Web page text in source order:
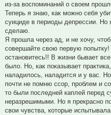
из-за воспоминаний о своем
Теперь я знаю, как можно себя
суициде в периоды депрессии. Но
сделаю.
Я прошла через ад, и не хочу,
совершайте свою первую
остановитесь!! В жизни бывает
было. Но, как показывает
наладилось, наладится и у вас.
почти не помню ссор, проблем и
то были последней каплей перед
неразрешимыми. Но я прекрасно
свои чувства, которые